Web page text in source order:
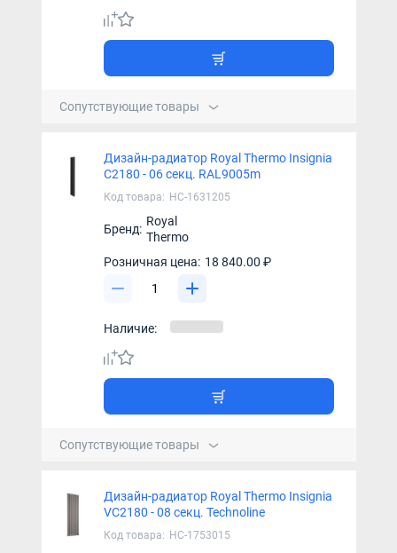
Сопутствующие товары
Дизайн-радиатор Royal Thermo Insignia
C2180 - 06 секц. RAL9005m
Код товара: НС-1631205
Бренд:
Royal
Thermo
Розничная цена: 18 840.00 ₽
Наличие:
Сопутствующие товары
Дизайн-радиатор Royal Thermo Insignia
VC2180 - 08 секц. Technoline
Код товара: НС-1753015